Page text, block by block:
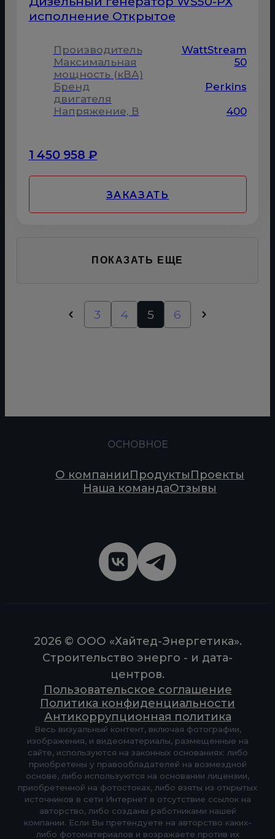
исполнение Открытое
Производитель
WattStream
Максимальная
мощность (кВА)
50
Бренд
двигателя
Perkins
Напряжение, В
400
1 450 958 ₽
ЗАКАЗАТЬ
ПОКАЗАТЬ ЕЩЕ
3 4 5 6
ОСНОВНОЕ
О компанииПродуктыПроекты
Наша командаОтзывы
2026 © ООО «Хайтед-Энергетика».
Строительство энерго - и дата-
центров.
Пользовательское соглашение
Политика конфиденциальности
Антикоррупционная политика
Весь визуальный контент, включая фотографии,
изображения, и видеоматериалы, размещенные на
сайте, используются на законных основаниях: либо
приобретены у правообладателей на возмездной
основе, либо используются на основании лицензии,
приобретенной на фотостоках, либо взяты из открытых
источников в сети Интернет в отсутствие ссылок на
авторство, либо созданы работниками нашей
компании. Если Вы претендуете на авторство каких-
либо фотоматериалов и возражаете против их